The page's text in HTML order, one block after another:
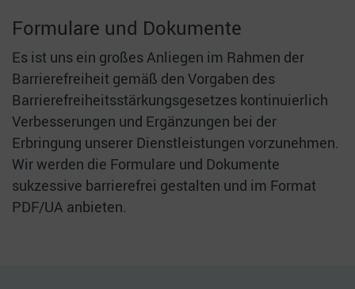
Formulare und Dokumente
Es ist uns ein großes Anliegen im Rahmen der
Barrierefreiheit gemäß den Vorgaben des
Barrierefreiheitsstärkungsgesetzes kontinuierlich
Verbesserungen und Ergänzungen bei der
Erbringung unserer Dienstleistungen vorzunehmen.
Wir werden die Formulare und Dokumente
sukzessive barrierefrei gestalten und im Format
PDF/UA anbieten.